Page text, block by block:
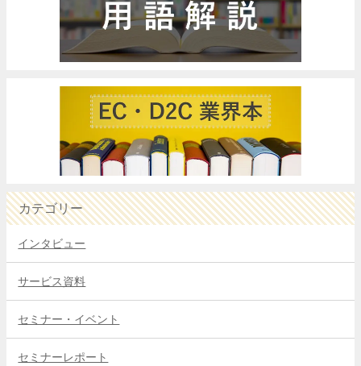
カテゴリー
インタビュー
サービス資料
セミナー・イベント
セミナーレポート